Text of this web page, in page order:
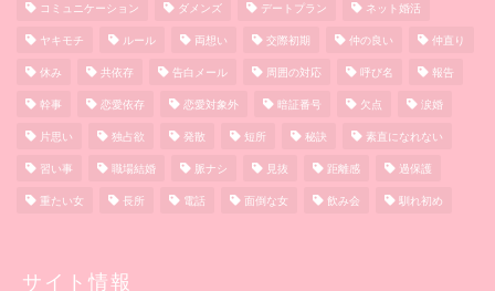
コミュニケーション ダメンズ デートプラン ネット婚活
ヤキモチ ルール 両想い 交際初期 仲の良い 仲直り
休み 共依存 告白メール 周囲の対応 呼び名 報告
幹事 恋愛依存 恋愛対象外 暗証番号 欠点 涙婚
片思い 独占欲 発散 短所 秘訣 素直になれない
習い事 職場結婚 脈ナシ 見抜 距離感 過保護
重たい女 長所 電話 面倒な女 飲み会 馴れ初め
サイト情報